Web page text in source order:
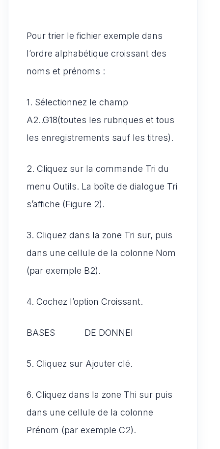
Pour trier le fichier exemple dans
l’ordre alphabétique croissant des
noms et prénoms :
1. Sélectionnez le champ
A2..G18(toutes les rubriques et tous
les enregistrements sauf les titres).
2. Cliquez sur la commande Tri du
menu Outils. La boîte de dialogue Tri
s’affiche (Figure 2).
3. Cliquez dans la zone Tri sur, puis
dans une cellule de la colonne Nom
(par exemple B2).
4. Cochez l’option Croissant.
BASES DE DONNEI
5. Cliquez sur Ajouter clé.
6. Cliquez dans la zone Thi sur puis
dans une cellule de la colonne
Prénom (par exemple C2).